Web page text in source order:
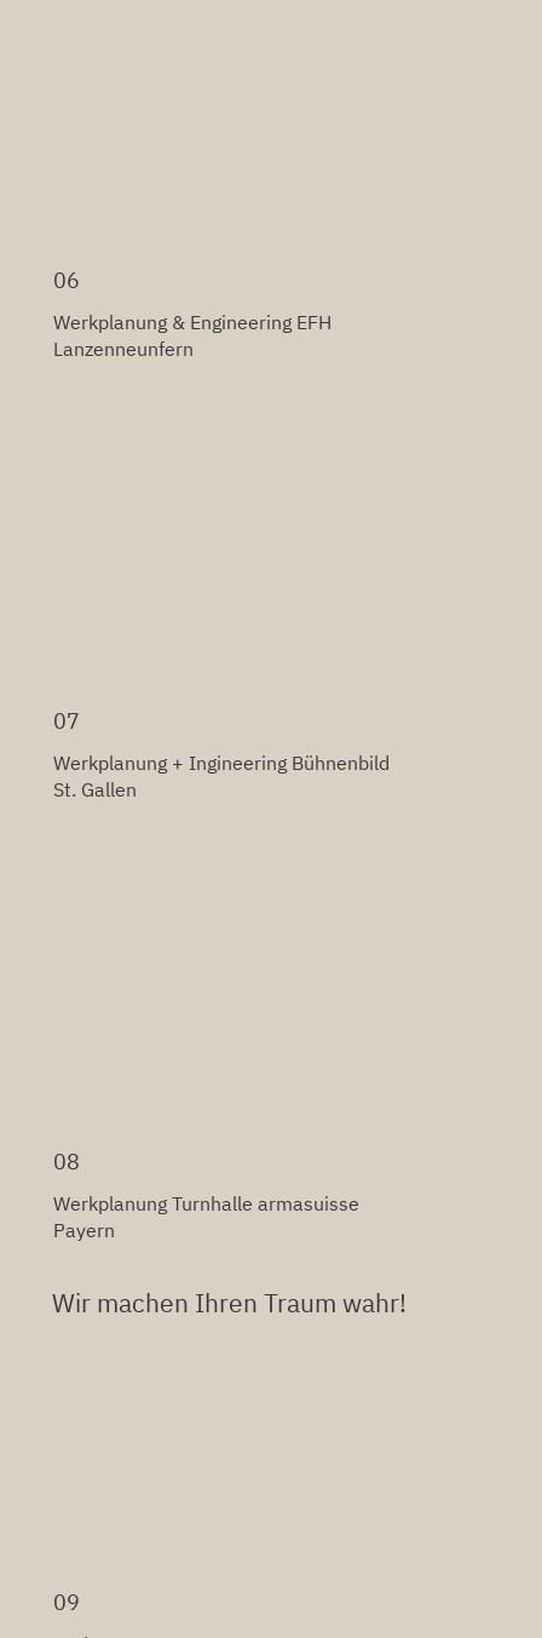
Wir machen Ihren Traum wahr!
06
Werkplanung & Engineering EFH
Lanzenneunfern
07
Werkplanung + Ingineering Bühnenbild
St. Gallen
08
Werkplanung Turnhalle armasuisse
Payern
09